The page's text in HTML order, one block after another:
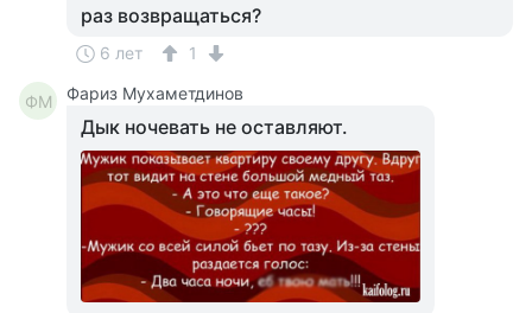
раз возвращаться?
6 лет 1
ФМ Фариз Мухаметдинов
Дык ночевать не оставляют.